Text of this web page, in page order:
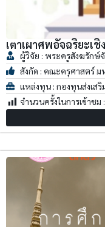
เตาเผาศพอัจฉริยะเ
ผู้วิจัย : พระครูสังฆรัก
สังกัด : คณะครุศาสตร์
แหล่งทุน : กองทุนส่งเส
จำนวนครั้งในการเข้าชม :